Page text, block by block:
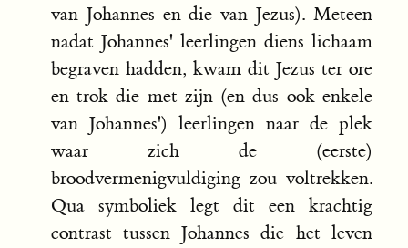
van Johannes en die van Jezus). Meteen
nadat Johannes' leerlingen diens lichaam
begraven hadden, kwam dit Jezus ter ore
en trok die met zijn (en dus ook enkele
van Johannes') leerlingen naar de plek
waar zich de (eerste)
broodvermenigvuldiging zou voltrekken.
Qua symboliek legt dit een krachtig
contrast tussen Johannes die het leven